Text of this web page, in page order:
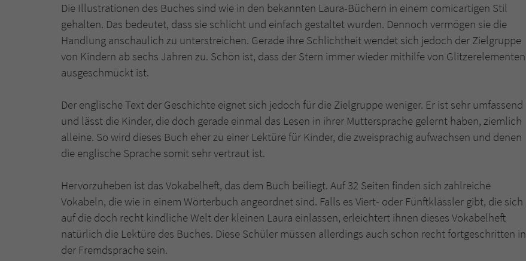
Die Illustrationen des Buches sind wie in den bekannten Laura-Büchern in einem comicartigen Stil
gehalten. Das bedeutet, dass sie schlicht und einfach gestaltet wurden. Dennoch vermögen sie die
Handlung anschaulich zu unterstreichen. Gerade ihre Schlichtheit wendet sich jedoch der Zielgruppe
von Kindern ab sechs Jahren zu. Schön ist, dass der Stern immer wieder mithilfe von Glitzerelementen
ausgeschmückt ist.
Der englische Text der Geschichte eignet sich jedoch für die Zielgruppe weniger. Er ist sehr umfassend
und lässt die Kinder, die doch gerade einmal das Lesen in ihrer Muttersprache gelernt haben, ziemlich
alleine. So wird dieses Buch eher zu einer Lektüre für Kinder, die zweisprachig aufwachsen und denen
die englische Sprache somit sehr vertraut ist.
Hervorzuheben ist das Vokabelheft, das dem Buch beiliegt. Auf 32 Seiten finden sich zahlreiche
Vokabeln, die wie in einem Wörterbuch angeordnet sind. Falls es Viert- oder Fünftklässler gibt, die sich
auf die doch recht kindliche Welt der kleinen Laura einlassen, erleichtert ihnen dieses Vokabelheft
natürlich die Lektüre des Buches. Diese Schüler müssen allerdings auch schon recht fortgeschritten in
der Fremdsprache sein.